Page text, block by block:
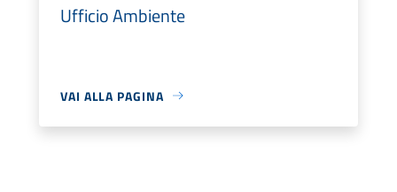
Ufficio Ambiente
VAI ALLA PAGINA